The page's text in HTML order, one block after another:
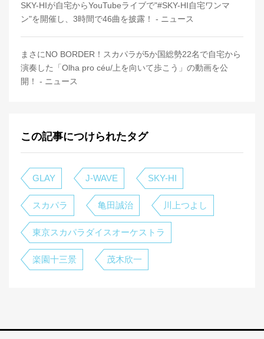
SKY-HIが自宅からYouTubeライブで"#SKY-HI自宅ワンマ
ン"を開催し、3時間で46曲を披露！ - ニュース
まさにNO BORDER！スカパラが5か国総勢22名で自宅から
演奏した「Olha pro céu/上を向いて歩こう」の動画を公
開！ - ニュース
この記事につけられたタグ
GLAY J-WAVE SKY-HI
スカパラ 亀田誠治 川上つよし
東京スカパラダイスオーケストラ
楽園十三景 茂木欣一